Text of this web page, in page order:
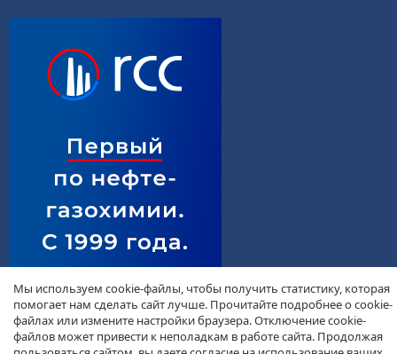
Мы используем cookie-файлы, чтобы получить статистику, которая
помогает нам сделать сайт лучше. Прочитайте подробнее о cookie-
файлах или измените настройки браузера. Отключение cookie-
файлов может привести к неполадкам в работе сайта. Продолжая